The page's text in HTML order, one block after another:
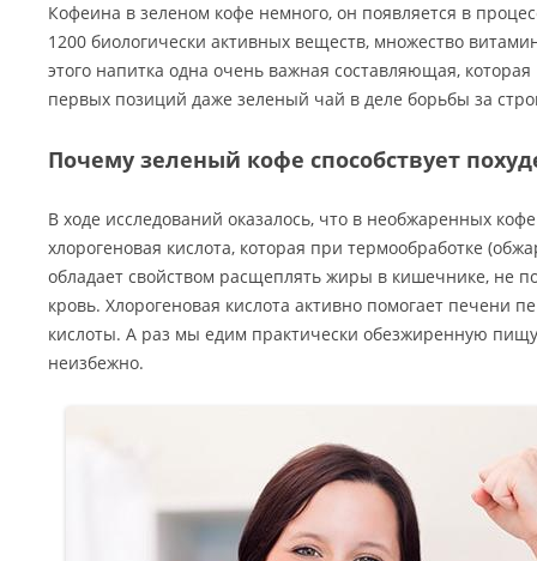
Кофеина в зеленом кофе немного, он появляется в
1200 биологически активных веществ, множество
этого напитка одна очень важная составляющая, которая
первых позиций даже зеленый чай в деле борьбы за
Почему зеленый кофе способствует
В ходе исследований оказалось, что в необжаренных
хлорогеновая кислота, которая при термообработке
обладает свойством расщеплять жиры в кишечнике, не
кровь. Хлорогеновая кислота активно помогает печени
кислоты. А раз мы едим практически обезжиренную
неизбежно.